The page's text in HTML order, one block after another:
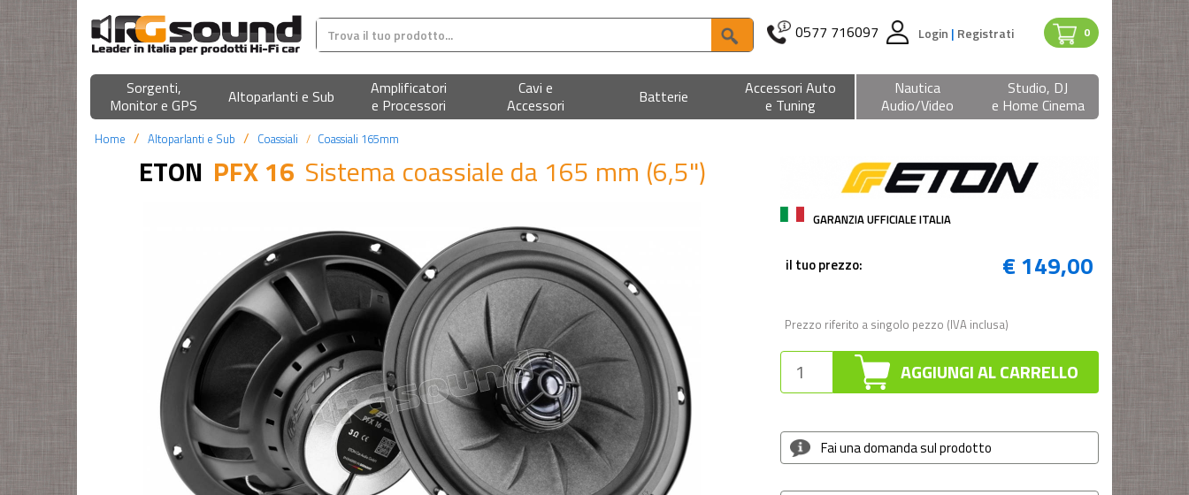
0
0577 716097 Login | Registrati
Sorgenti,
Monitor e GPS
Altoparlanti e Sub
Amplificatori
e Processori
Cavi e
Accessori
Batterie
Accessori Auto
e Tuning
Nautica
Audio/Video
Studio, DJ
e Home Cinema
Home Altoparlanti e Sub Coassiali Coassiali 165mm
ETON PFX 16 Sistema coassiale da 165 mm (6,5")
GARANZIA UFFICIALE ITALIA
€ 149,00
il tuo prezzo:
Prezzo riferito a singolo pezzo (IVA inclusa)
AGGIUNGI AL CARRELLO
Fai una domanda sul prodotto